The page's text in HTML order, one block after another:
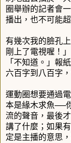
圈舉辦的記者會
播出，也不可能
有幾次我的臉孔
剛上了電視喔！
「不知道。」報
六百字到八百字
運動圈想要通過
本是緣木求魚──
流的聲音，最後
講了什麼；如果
定是主播的意思